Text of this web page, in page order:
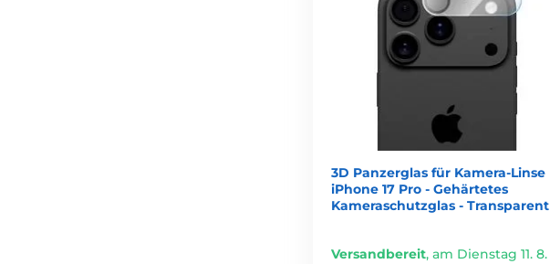
3D Panzerglas für Kamera-Linse
iPhone 17 Pro - Gehärtetes
Kameraschutzglas - Transparent
Versandbereit, am Dienstag 11. 8.